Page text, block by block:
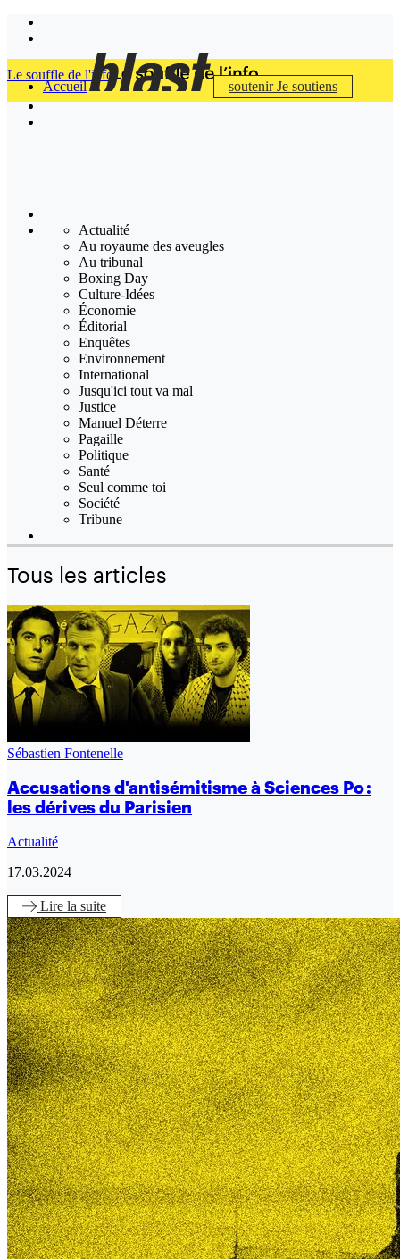
Accueil soutenirJe soutiens
Le souffle de l'info
Actualité
Au royaume des aveugles
Au tribunal
Boxing Day
Culture-Idées
Économie
Éditorial
Enquêtes
Environnement
International
Jusqu'ici tout va mal
Justice
Manuel Déterre
Pagaille
Politique
Santé
Seul comme toi
Société
Tribune
Tous les articles
Sébastien Fontenelle
Accusations d'antisémitisme à Sciences Po :
les dérives du Parisien
Actualité
17.03.2024
Lire la suite